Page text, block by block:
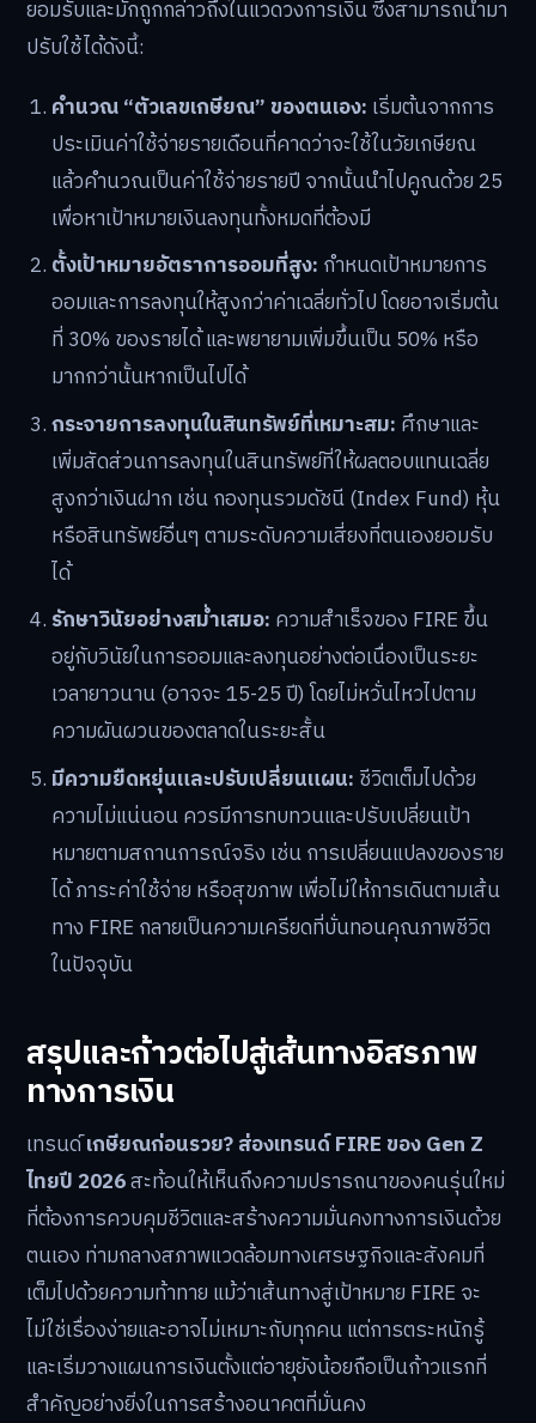
ยอมรับและมักถูกกล่าวถึงในแวดวงการเงิน ซึ่งสามารถนำมา
ปรับใช้ได้ดังนี้:
คำนวณ “ตัวเลขเกษียณ” ของตนเอง: เริ่มต้นจากการ
ประเมินค่าใช้จ่ายรายเดือนที่คาดว่าจะใช้ในวัยเกษียณ
แล้วคำนวณเป็นค่าใช้จ่ายรายปี จากนั้นนำไปคูณด้วย 25
เพื่อหาเป้าหมายเงินลงทุนทั้งหมดที่ต้องมี
ตั้งเป้าหมายอัตราการออมที่สูง: กำหนดเป้าหมายการ
ออมและการลงทุนให้สูงกว่าค่าเฉลี่ยทั่วไป โดยอาจเริ่มต้น
ที่ 30% ของรายได้ และพยายามเพิ่มขึ้นเป็น 50% หรือ
มากกว่านั้นหากเป็นไปได้
กระจายการลงทุนในสินทรัพย์ที่เหมาะสม: ศึกษาและ
เพิ่มสัดส่วนการลงทุนในสินทรัพย์ที่ให้ผลตอบแทนเฉลี่ย
สูงกว่าเงินฝาก เช่น กองทุนรวมดัชนี (Index Fund) หุ้น
หรือสินทรัพย์อื่นๆ ตามระดับความเสี่ยงที่ตนเองยอมรับ
ได้
รักษาวินัยอย่างสม่ำเสมอ: ความสำเร็จของ FIRE ขึ้น
อยู่กับวินัยในการออมและลงทุนอย่างต่อเนื่องเป็นระยะ
เวลายาวนาน (อาจจะ 15-25 ปี) โดยไม่หวั่นไหวไปตาม
ความผันผวนของตลาดในระยะสั้น
มีความยืดหยุ่นและปรับเปลี่ยนแผน: ชีวิตเต็มไปด้วย
ความไม่แน่นอน ควรมีการทบทวนและปรับเปลี่ยนเป้า
หมายตามสถานการณ์จริง เช่น การเปลี่ยนแปลงของราย
ได้ ภาระค่าใช้จ่าย หรือสุขภาพ เพื่อไม่ให้การเดินตามเส้น
ทาง FIRE กลายเป็นความเครียดที่บั่นทอนคุณภาพชีวิต
ในปัจจุบัน
สรุปและก้าวต่อไปสู่เส้นทางอิสรภาพ
ทางการเงิน
เทรนด์เกษียณก่อนรวย? ส่องเทรนด์ FIRE ของ Gen Z
ไทยปี 2026สะท้อนให้เห็นถึงความปรารถนาของคนรุ่นใหม่
ที่ต้องการควบคุมชีวิตและสร้างความมั่นคงทางการเงินด้วย
ตนเอง ท่ามกลางสภาพแวดล้อมทางเศรษฐกิจและสังคมที่
เต็มไปด้วยความท้าทาย แม้ว่าเส้นทางสู่เป้าหมาย FIRE จะ
ไม่ใช่เรื่องง่ายและอาจไม่เหมาะกับทุกคน แต่การตระหนักรู้
และเริ่มวางแผนการเงินตั้งแต่อายุยังน้อยถือเป็นก้าวแรกที่
สำคัญอย่างยิ่งในการสร้างอนาคตที่มั่นคง